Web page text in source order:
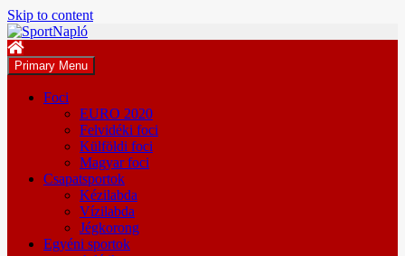
Skip to content
Primary Menu
Foci
EURO 2020
Felvidéki foci
Külföldi foci
Magyar foci
Csapatsportok
Kézilabda
Vízilabda
Jégkorong
Egyéni sportok